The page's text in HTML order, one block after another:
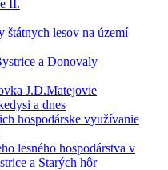
II.
štátnych lesov na území
a Donovaly
J.D.Matejovie
a dnes
hospodárske využívanie
lesného hospodárstva v
a Starých hôr